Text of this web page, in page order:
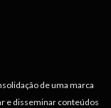
de uma marca
e disseminar conteúdos